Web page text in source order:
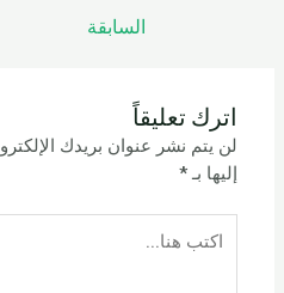
السابقة
اترك تعليقاً
لن يتم نشر عنوان بريدك
إليها بـ*
هنا...